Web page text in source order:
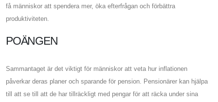
få människor att spendera mer, öka efterfrågan och förbättra
produktiviteten.
POÄNGEN
Sammantaget är det viktigt för människor att veta hur inflationen
påverkar deras planer och sparande för pension. Pensionärer kan hjälpa
till att se till att de har tillräckligt med pengar för att räcka under sina